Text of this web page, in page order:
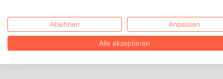
Ablehnen Anpassen
Alle akzeptieren